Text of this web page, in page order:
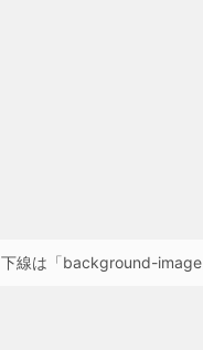
下線は「background-image